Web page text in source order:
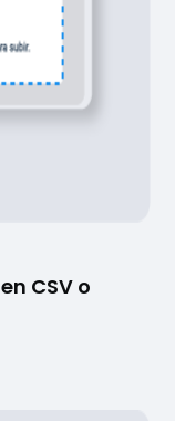
CSV o